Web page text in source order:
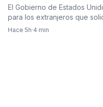
El Gobierno de Estados
para los extranjeros que
Hace 5h·4 min